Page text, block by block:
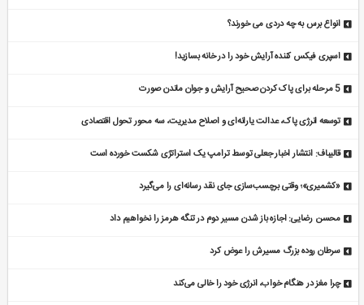
انواع برس به چه دردی می خورند؟
اسپری فیکس کننده آرایش خود را در خانه بسازید!
5 مرحله برای پاک کردن صحیح آرایش و جوان ماندن صورت
توسعه انرژی پاک، عدالت یارانه‌ای و اصلاح مدیریت، سه محور تحول اقتصادی
قالیباف: انتشار اخبار جعلی توسط ترامپ یک استراتژی شکست خورده است
«کشمیری»؛ وقتی برچسب‌سازی جای نقد رسانه‌ای را می‌گیرد
محسن رضایی: اجازه باز شدن مسیر دوم در تنگه هرمز را نخواهیم داد
سرطان روده بزرگ مسیرش را عوض کرد
چرا مغز در هنگام خواب، انرژی خود را خالی می‌کند